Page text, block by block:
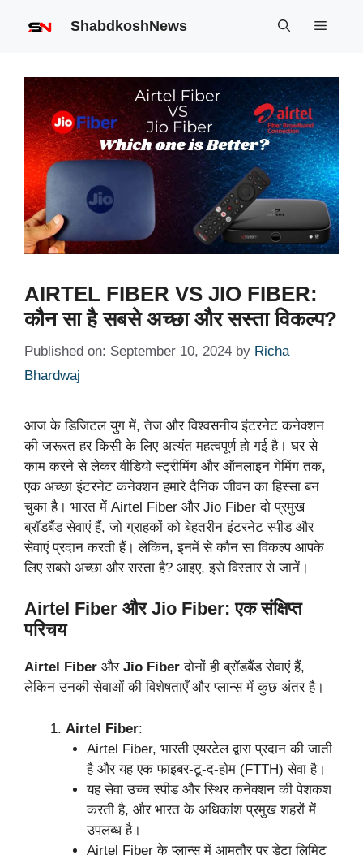
ShabdkoshNews Menu
AIRTEL FIBER VS JIO FIBER:
कौन सा है सबसे अच्छा और सस्ता विकल्प?
Published on: September 10, 2024 by Richa
Bhardwaj
आज के डिजिटल युग में, तेज और विश्वसनीय इंटरनेट कनेक्शन
की जरूरत हर किसी के लिए अत्यंत महत्वपूर्ण हो गई है। घर से
काम करने से लेकर वीडियो स्ट्रीमिंग और ऑनलाइन गेमिंग तक,
एक अच्छा इंटरनेट कनेक्शन हमारे दैनिक जीवन का हिस्सा बन
चुका है। भारत में Airtel Fiber और Jio Fiber दो प्रमुख
ब्रॉडबैंड सेवाएं हैं, जो ग्राहकों को बेहतरीन इंटरनेट स्पीड और
सेवाएं प्रदान करती हैं। लेकिन, इनमें से कौन सा विकल्प आपके
लिए सबसे अच्छा और सस्ता है? आइए, इसे विस्तार से जानें।
Airtel Fiber और Jio Fiber: एक संक्षिप्त
परिचय
Airtel Fiber और Jio Fiber दोनों ही ब्रॉडबैंड सेवाएं हैं,
लेकिन उनकी सेवाओं की विशेषताएँ और प्लान्स में कुछ अंतर है।
Airtel Fiber:
Airtel Fiber, भारती एयरटेल द्वारा प्रदान की जाती
है और यह एक फाइबर-टू-द-होम (FTTH) सेवा है।
यह सेवा उच्च स्पीड और स्थिर कनेक्शन की पेशकश
करती है, और भारत के अधिकांश प्रमुख शहरों में
उपलब्ध है।
Airtel Fiber के प्लान्स में आमतौर पर डेटा लिमिट